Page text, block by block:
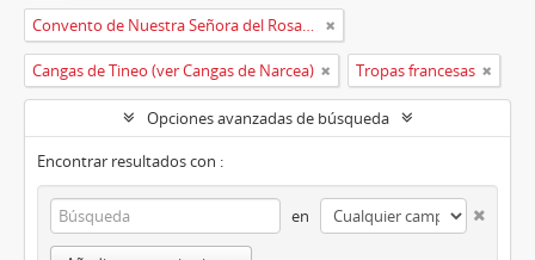
Convento de Nuestra Señora del Rosario de Oviedo
Cangas de Tineo (ver Cangas de Narcea) Tropas francesas
Opciones avanzadas de búsqueda
Encontrar resultados con :
en